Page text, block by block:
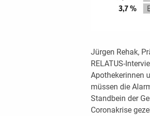
Jürgen Rehak,
RELATUS-
Apothekerinnen
müssen die
Standbein der
Coronakrise